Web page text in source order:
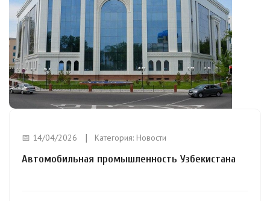
📅 14/04/2026 Категория: Новости
Автомобильная промышленность Узбекистана